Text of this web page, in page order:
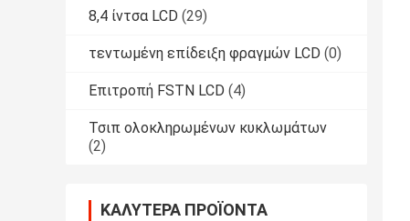
8,4 ίντσα LCD (29)
τεντωμένη επίδειξη φραγμών LCD (0)
Επιτροπή FSTN LCD (4)
Τσιπ ολοκληρωμένων κυκλωμάτων
(2)
ΚΑΛΎΤΕΡΑ ΠΡΟΪΌΝΤΑ